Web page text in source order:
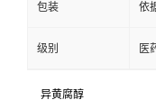
包装 依
级别 医
异黄腐醇